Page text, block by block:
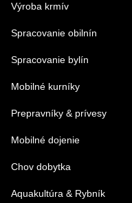
Výroba krmív
Spracovanie obilnín
Spracovanie bylín
Mobilné kurníky
Prepravníky & prívesy
Mobilné dojenie
Chov dobytka
Aquakultúra & Rybník